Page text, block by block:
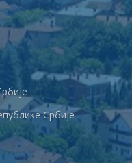
Србије